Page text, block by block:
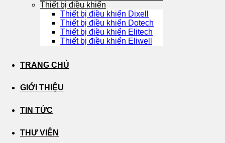
Thiết bị điều khiển
Thiết bị điều khiển Dixell
Thiết bị điều khiển Dotech
Thiết bị điều khiển Elitech
Thiết bị điều khiển Eliwell
TRANG CHỦ
GIỚI THIỆU
TIN TỨC
THƯ VIỆN